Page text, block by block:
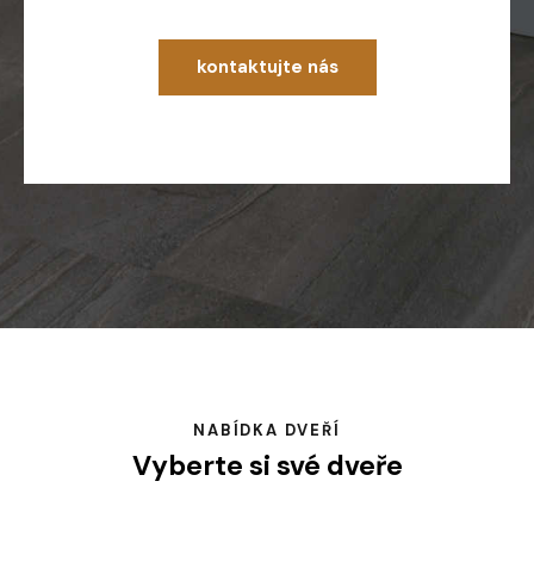
kontaktujte nás
NABÍDKA DVEŘÍ
Vyberte si své dveře